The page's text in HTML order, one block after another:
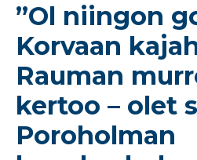
”Ol niingon
Korvaan
Rauman
kertoo – olet
Poroholman